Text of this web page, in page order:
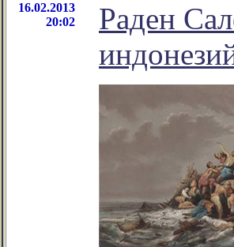
16.02.2013
20:02
Раден